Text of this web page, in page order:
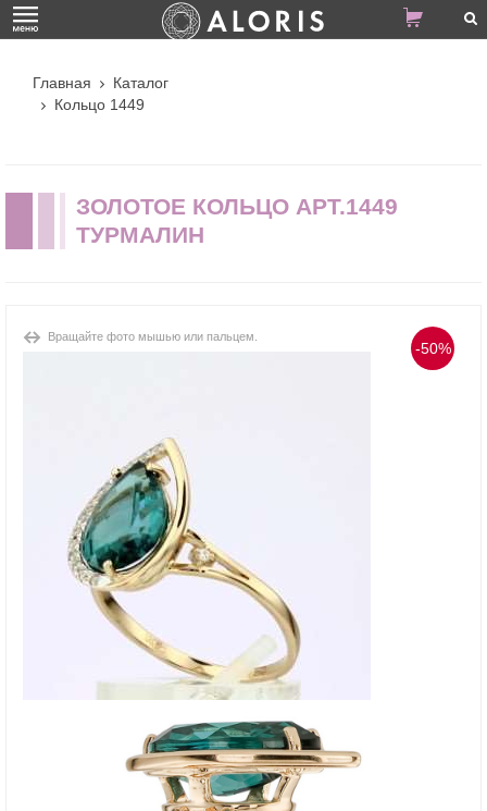
Главная
Каталог
Кольцо 1449
ЗОЛОТОЕ КОЛЬЦО АРТ.1449
ТУРМАЛИН
-50%
Вращайте фото мышью или пальцем.